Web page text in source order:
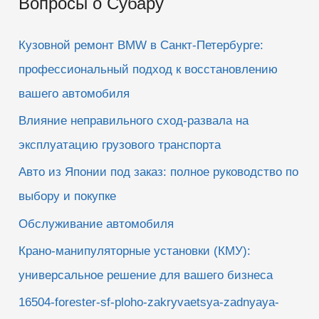
с
Кузовной ремонт BMW в Санкт-Петербурге:
профессиональный подход к восстановлению
вашего автомобиля
Влияние неправильного сход-развала на
эксплуатацию грузового транспорта
Авто из Японии под заказ: полное руководство по
выбору и покупке
Обслуживание автомобиля
Крано-манипуляторные установки (КМУ):
универсальное решение для вашего бизнеса
16504-forester-sf-ploho-zakryvaetsya-zadnyaya-